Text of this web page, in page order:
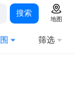
搜索
地图
筛选